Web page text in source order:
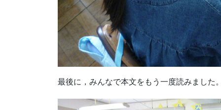
最後に，みんなで本文をもう一度読みました